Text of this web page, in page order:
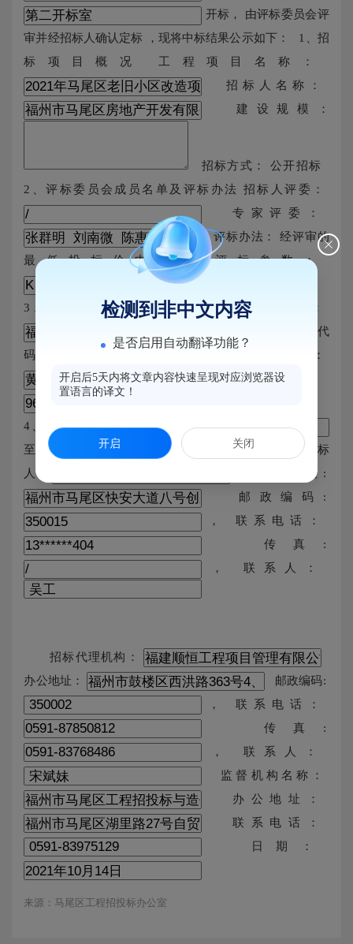
开标， 由评标委员会评
审并经招标人确认定标 ，现将中标结果公示如下： 1、招
标项目概况 工程项目名称：
招标人名称：
建设规模：
招标方式： 公开招标
2、评标委员会成员名单及评标办法 招标人评委：
专家评委：
评标办法： 经评审的
最低投标价中标法 评标参数：
3、中标人及其投标文件相关内容 中标人名称：
中标人组织机构代
码：
项目负责人：
中标金额：
4、公示时间 公示期为
至
5、联系方式 招标
人:
办公地址:
邮政编码:
， 联系电话：
传真:
， 联系人：
招标代理机构：
办公地址：
邮政编码:
， 联系电话：
传真:
， 联系人：
监督机构名称：
办公地址：
联系电话：
日期：
来源：马尾区工程招投标办公室
检测到非中文内容
是否启用自动翻译功能？
开启后5天内将文章内容快速呈现对应浏览器设
置语言的译文！
开启 关闭